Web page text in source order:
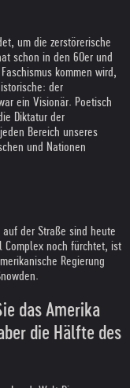
um die zerstörerische
schon in den 60er und
kommen wird,
der
ein Visionär. Poetisch
Diktatur der
Bereich unseres
und Nationen
auf der Straße sind heute
noch fürchtet, ist
Regierung
das Amerika
die Hälfte des